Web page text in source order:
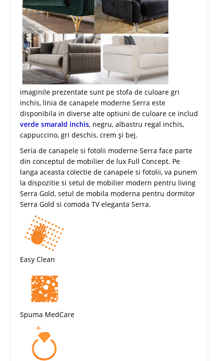
imaginile prezentate sunt pe stofa de culoare gri
inchis, linia de canapele moderne Serra este
disponibila in diverse alte optiuni de culoare ce includ
verde smarald inchis, negru, albastru regal inchis,
cappuccino, gri deschis, crem și bej.
Seria de canapele si fotolii moderne Serra face parte
din conceptul de mobilier de lux Full Concept. Pe
langa aceasta colectie de canapele si fotolii, va punem
la dispozitie si setul de mobilier modern pentru living
Serra Gold, setul de mobila moderna pentru dormitor
Serra Gold si comoda TV eleganta Serra.
Easy Clean
Spuma MedCare